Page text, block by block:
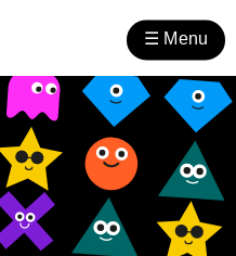
☰ Menu
öffnen